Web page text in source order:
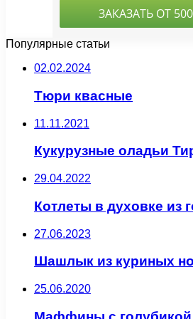
Популярные статьи
02.02.2024
Тюри квасные
11.11.2021
Кукурузные оладьи
29.04.2022
Котлеты в духовке из
27.06.2023
Шашлык из куриных
25.06.2020